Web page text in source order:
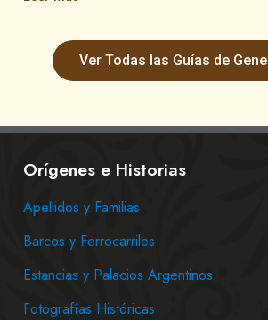
Ver Todas las Guías de
Orígenes e Historias
Apellidos y Familias
Barcos y Ferrocarriles
Estancias y Palacios Argentinos
Fotografías Históricas